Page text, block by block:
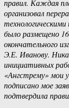
правил. Каждая
организовал
было размещено
окончательного
Э.Е. Иванову.
инициативных
«Ангстрему» мои
подписано мое
подтвердила